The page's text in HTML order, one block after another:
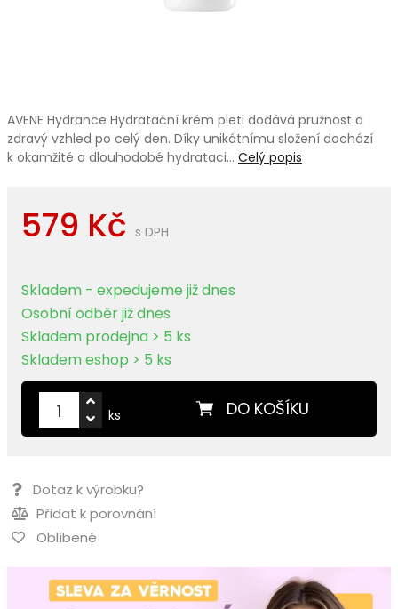
AVENE Hydrance Hydratační krém pleti dodává pružnost a
zdravý vzhled po celý den. Díky unikátnímu složení dochází
k okamžité a dlouhodobé hydrataci… Celý popis
579 Kč s DPH
Skladem - expedujeme již dnes
Osobní odběr již dnes
Skladem prodejna > 5 ks
Skladem eshop > 5 ks
DO KOŠÍKU
ks
Dotaz k výrobku?
Přidat k porovnání
Oblíbené